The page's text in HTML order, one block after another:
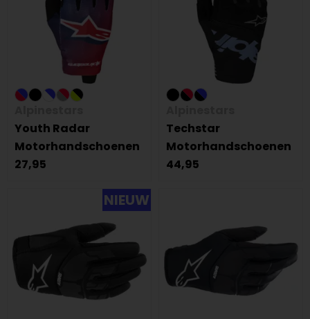
Youth Radar
Motorhandschoenen
27,95
Techstar
Motorhandschoenen
44,95
NIEUW